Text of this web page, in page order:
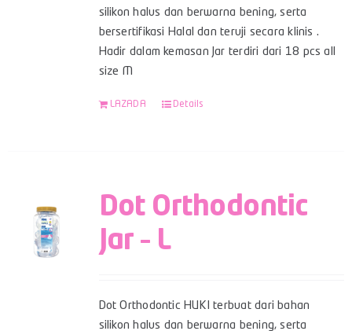
silikon halus dan berwarna bening, serta
bersertifikasi Halal dan teruji secara klinis .
Hadir dalam kemasan Jar terdiri dari 18 pcs all
size M
LAZADA Details
Dot Orthodontic
Jar – L
Dot Orthodontic HUKI terbuat dari bahan
silikon halus dan berwarna bening, serta